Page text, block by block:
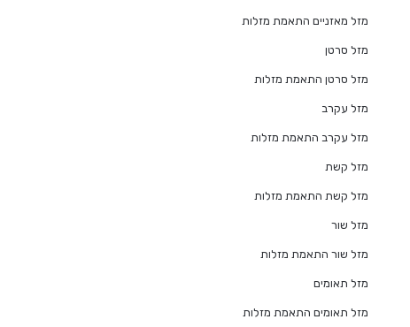
מזל מאזניים התאמת מזלות
מזל סרטן
מזל סרטן התאמת מזלות
מזל עקרב
מזל עקרב התאמת מזלות
מזל קשת
מזל קשת התאמת מזלות
מזל שור
מזל שור התאמת מזלות
מזל תאומים
מזל תאומים התאמת מזלות